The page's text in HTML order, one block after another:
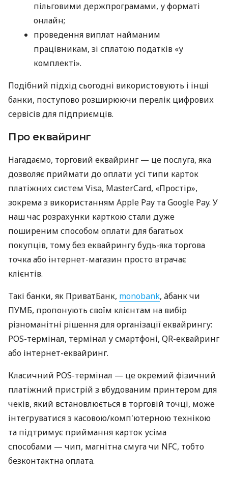
пільговими держпрограмами, у форматі
онлайн;
проведення виплат найманим
працівникам, зі сплатою податків «у
комплекті».
Подібний підхід сьогодні використовують і інші
банки, поступово розширюючи перелік цифрових
сервісів для підприємців.
Про еквайринг
Нагадаємо, торговий еквайринг — це послуга, яка
дозволяє приймати до оплати усі типи карток
платіжних систем Visa, MasterCard, «Простір»,
зокрема з використанням Apple Pay та Google Pay. У
наш час розрахунки карткою стали дуже
поширеним способом оплати для багатьох
покупців, тому без еквайрингу будь-яка торгова
точка або інтернет-магазин просто втрачає
клієнтів.
Такі банки, як ПриватБанк, monobank, àбанк чи
ПУМБ, пропонують своїм клієнтам на вибір
різноманітні рішення для організації еквайрингу:
POS-термінал, термінал у смартфоні, QR-еквайринг
або інтернет-еквайринг.
Класичний POS-термінал — це окремий фізичний
платіжний пристрій з вбудованим принтером для
чеків, який встановлюється в торговій точці, може
інтегруватися з касовою/комп'ютерною технікою
та підтримує приймання карток усіма
способами — чип, магнітна смуга чи NFC, тобто
безконтактна оплата.